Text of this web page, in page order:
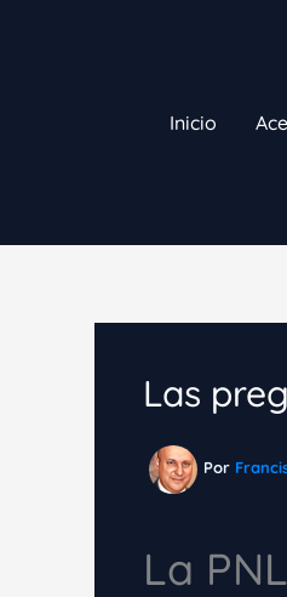
Inicio
Las
Por
La